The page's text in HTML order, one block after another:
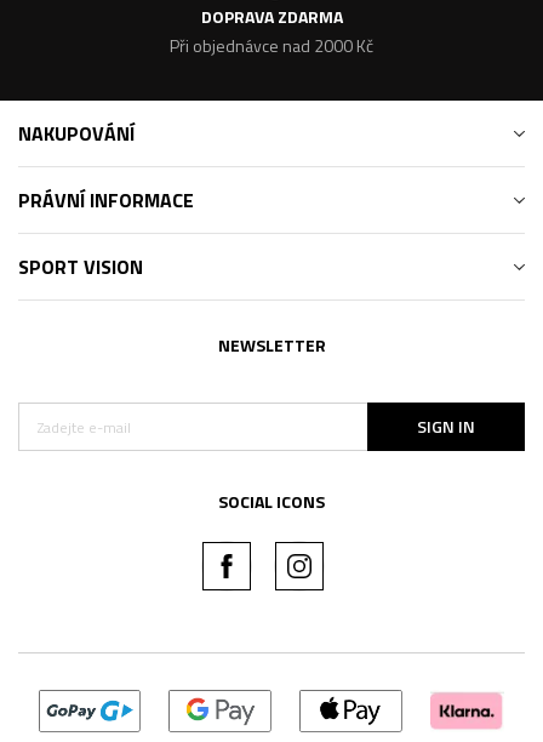
DOPRAVA ZDARMA
Při objednávce nad 2000 Kč
NAKUPOVÁNÍ
PRÁVNÍ INFORMACE
SPORT VISION
NEWSLETTER
SIGN IN
SOCIAL ICONS